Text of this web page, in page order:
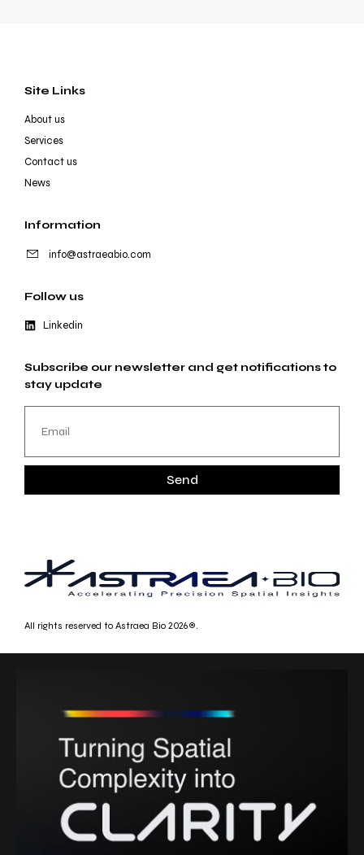
Site Links
About us
Services
Contact us
News
Information
info@astraeabio.com
Follow us
Linkedin
Subscribe our newsletter and get notifications to
stay update
Send
All rights reserved to Astraea Bio 2026®.